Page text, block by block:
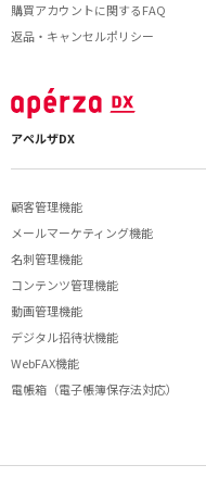
購買アカウントに関するFAQ
返品・キャンセルポリシー
アペルザDX
顧客管理機能
メールマーケティング機能
名刺管理機能
コンテンツ管理機能
動画管理機能
デジタル招待状機能
WebFAX機能
電帳箱（電子帳簿保存法対応）